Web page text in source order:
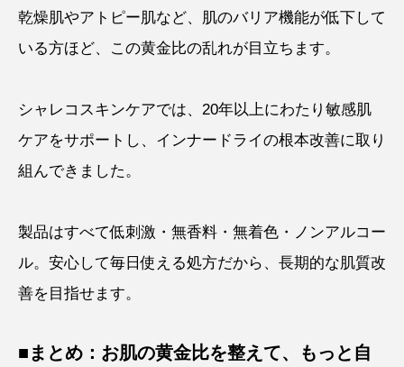
乾燥肌やアトピー肌など、肌のバリア機能が低下して
いる方ほど、この黄金比の乱れが目立ちます。
シャレコスキンケアでは、20年以上にわたり敏感肌
ケアをサポートし、インナードライの根本改善に取り
組んできました。
製品はすべて低刺激・無香料・無着色・ノンアルコー
ル。安心して毎日使える処方だから、長期的な肌質改
善を目指せます。
■まとめ：お肌の黄金比を整えて、もっと自